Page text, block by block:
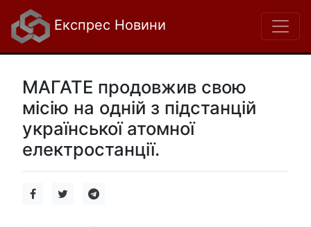
Експрес Новини
МАГАТЕ продовжив свою
місію на одній з підстанцій
української атомної
електростанції.